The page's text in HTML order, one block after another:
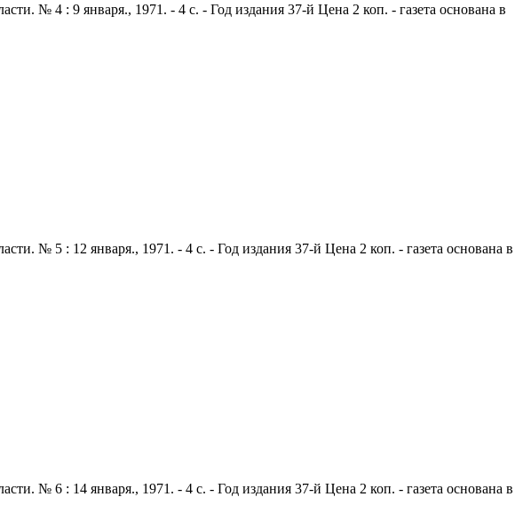
№ 4 : 9 января., 1971. - 4 с. - Год издания 37-й Цена 2 коп. - газета основана в
№ 5 : 12 января., 1971. - 4 с. - Год издания 37-й Цена 2 коп. - газета основана в
№ 6 : 14 января., 1971. - 4 с. - Год издания 37-й Цена 2 коп. - газета основана в